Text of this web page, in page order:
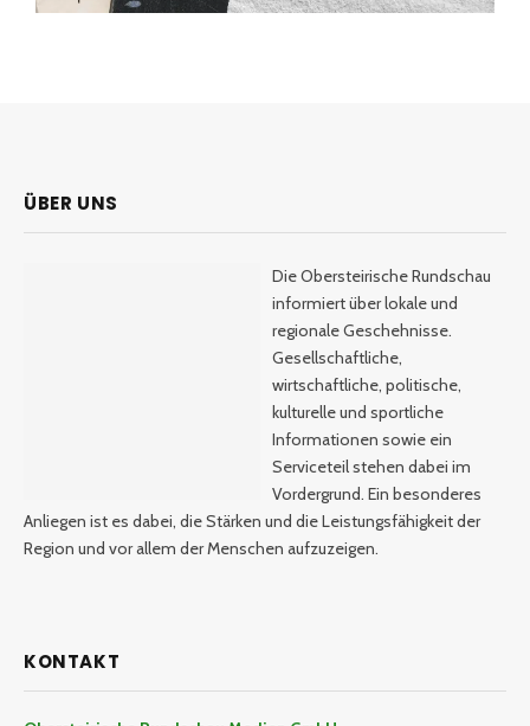
ÜBER UNS
Die Obersteirische Rundschau
informiert über lokale und
regionale Geschehnisse.
Gesellschaftliche,
wirtschaftliche, politische,
kulturelle und sportliche
Informationen sowie ein
Serviceteil stehen dabei im
Vordergrund. Ein besonderes
Anliegen ist es dabei, die Stärken und die Leistungsfähigkeit der
Region und vor allem der Menschen aufzuzeigen.
KONTAKT